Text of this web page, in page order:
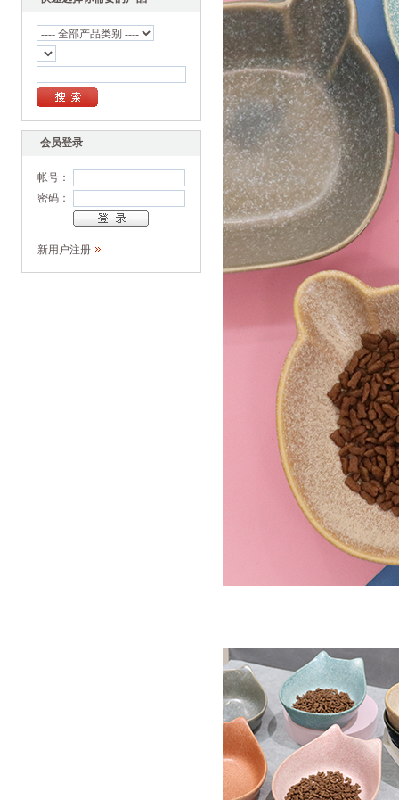
会员登录
帐号：
密码：
新用户注册